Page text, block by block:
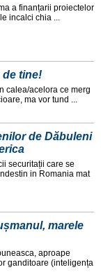
a finanțarii proiectelor
incalci chia ...
de tine!
calea/acelora ce merg
ma vor tund ...
de Dăbuleni
securitații care se
in Romania mat
marele
aproape
ganditoare (inteligența